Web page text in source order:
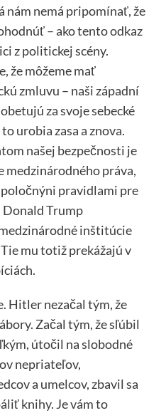
nám nemá pripomínať, že
– ako tento odkaz
z politickej scény.
že môžeme mať
zmluvu – naši západní
za svoje sebecké
urobia zasa a znova.
našej bezpečnosti je
medzinárodného práva,
pravidlami pre
Donald Trump
inštitúcie
mu totiž prekážajú v
Hitler nezačal tým, že
Začal tým, že sľúbil
útočil na slobodné
nepriateľov,
a umelcov, zbavil sa
knihy. Je vám to